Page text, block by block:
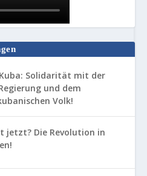
Solidarität mit der
und dem
Volk!
jetzt? Die Revolution in